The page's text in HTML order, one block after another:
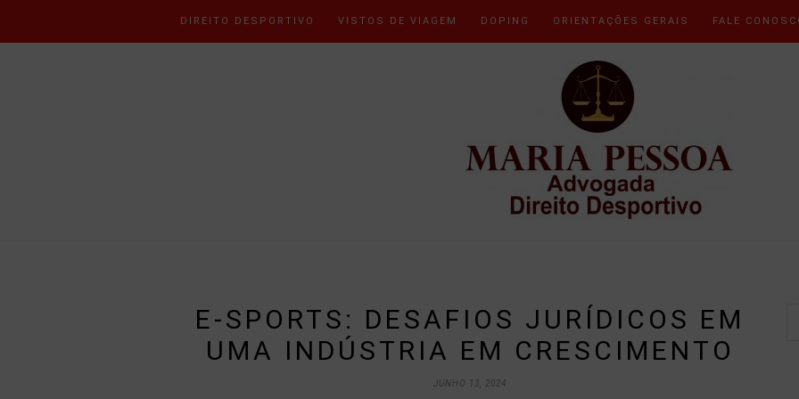
DIREITO DESPORTIVO VISTOS DE VIAGEM DOPING ORIENTAÇÕES GERAIS FALE
E-SPORTS: DESAFIOS JURÍDICOS EM
UMA INDÚSTRIA EM CRESCIMENTO
JUNHO 13, 2024